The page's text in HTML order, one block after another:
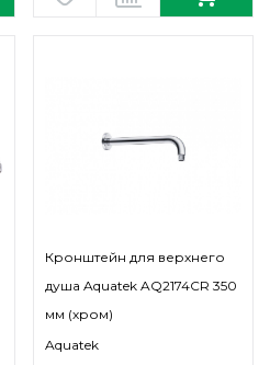
Кронштейн для верхнего
душа Aquatek AQ2174CR 350
мм (хром)
Aquatek